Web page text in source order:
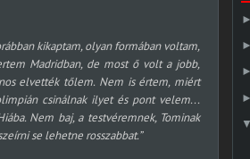
kikaptam, olyan formában voltam,
Madridban, de most ő volt a jobb,
elvették tőlem. Nem is értem, miért
csinálnak ilyet és pont velem...
Nem baj, a testvéremnek, Tominak
se lehetne rosszabbat.”
▼